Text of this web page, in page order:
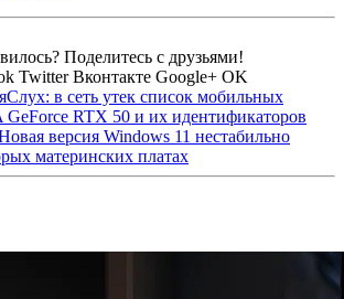
Поделитесь с друзьями!
Twitter Вконтакте Google+ OK
Слух: в сеть утек список мобильных
RTX 50 и их идентификаторов
версия Windows 11 нестабильно
материнских платах